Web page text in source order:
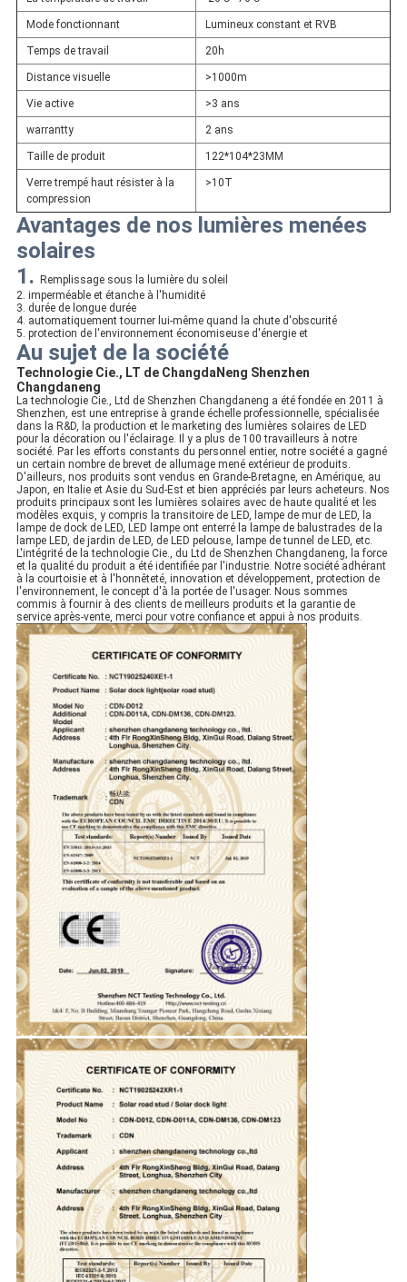
Mode fonctionnant Lumineux constant et RVB
Temps de travail 20h
Distance visuelle >1000m
Vie active >3 ans
warrantty 2 ans
Taille de produit 122*104*23MM
Verre trempé haut résister à la
compression
>10T
Avantages de nos lumières menées
solaires
1.
Remplissage sous la lumière du soleil
2. imperméable et étanche à l'humidité
3. durée de longue durée
4. automatiquement tourner lui-même quand la chute d'obscurité
5. protection de l'environnement économiseuse d'énergie et
Au sujet de la société
Technologie Cie., LT de ChangdaNeng Shenzhen
Changdaneng
La technologie Cie., Ltd de Shenzhen Changdaneng a été fondée en 2011 à
Shenzhen, est une entreprise à grande échelle professionnelle, spécialisée
dans la R&D, la production et le marketing des lumières solaires de LED
pour la décoration ou l'éclairage. Il y a plus de 100 travailleurs à notre
société. Par les efforts constants du personnel entier, notre société a gagné
un certain nombre de brevet de allumage mené extérieur de produits.
D'ailleurs, nos produits sont vendus en Grande-Bretagne, en Amérique, au
Japon, en Italie et Asie du Sud-Est et bien appréciés par leurs acheteurs. Nos
produits principaux sont les lumières solaires avec de haute qualité et les
modèles exquis, y compris la transitoire de LED, lampe de mur de LED, la
lampe de dock de LED, LED lampe ont enterré la lampe de balustrades de la
lampe LED, de jardin de LED, de LED pelouse, lampe de tunnel de LED, etc.
L'intégrité de la technologie Cie., du Ltd de Shenzhen Changdaneng, la force
et la qualité du produit a été identifiée par l'industrie. Notre société adhérant
à la courtoisie et à l'honnêteté, innovation et développement, protection de
l'environnement, le concept d'à la portée de l'usager. Nous sommes
commis à fournir à des clients de meilleurs produits et la garantie de
service après-vente, merci pour votre confiance et appui à nos produits.